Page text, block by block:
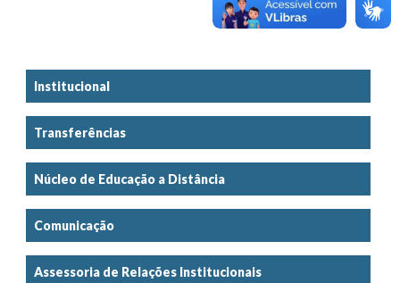
Institucional
Transferências
Núcleo de Educação a Distância
Comunicação
Assessoria de Relações Institucionais